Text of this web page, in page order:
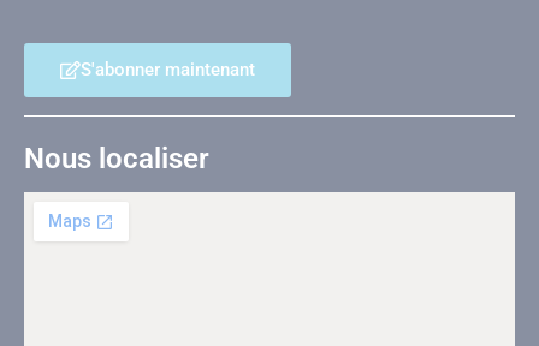
S'abonner maintenant
Nous localiser